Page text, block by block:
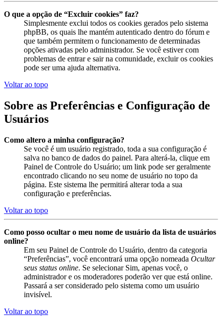
O que a opção de “Excluir cookies” faz?
Simplesmente exclui todos os cookies gerados pelo sistema
phpBB, os quais lhe mantém autenticado dentro do fórum e
que também permitem o funcionamento de determinadas
opções ativadas pelo administrador. Se você estiver com
problemas de entrar e sair na comunidade, excluir os cookies
pode ser uma ajuda alternativa.
Voltar ao topo
Sobre as Preferências e Configuração de
Usuários
Como altero a minha configuração?
Se você é um usuário registrado, toda a sua configuração é
salva no banco de dados do painel. Para alterá-la, clique em
Painel de Controle do Usuário; um link pode ser geralmente
encontrado clicando no seu nome de usuário no topo da
página. Este sistema lhe permitirá alterar toda a sua
configuração e preferências.
Voltar ao topo
Como posso ocultar o meu nome de usuário da lista de usuários
online?
Em seu Painel de Controle do Usuário, dentro da categoria
“Preferências”, você encontrará uma opção nomeada Ocultar
seus status online. Se selecionar Sim, apenas você, o
administrador e os moderadores poderão ver que está online.
Passará a ser considerado pelo sistema como um usuário
invisível.
Voltar ao topo